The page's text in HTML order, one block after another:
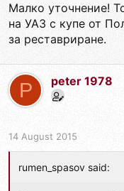
Малко уточнение!
на УАЗ с купе от
за реставриране.
P peter 1978
14 August 2015
rumen_spasov said: